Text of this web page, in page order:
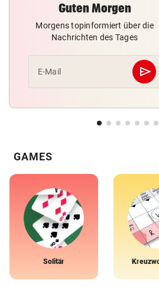
Guten Morgen
Morgens topinformiert über die
Nachrichten des Tages
E-Mail send
GAMES
Solitär